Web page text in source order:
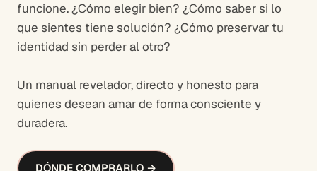
funcione. ¿Cómo elegir bien? ¿Cómo saber si lo
que sientes tiene solución? ¿Cómo preservar tu
identidad sin perder al otro?
Un manual revelador, directo y honesto para
quienes desean amar de forma consciente y
duradera.
DÓNDE COMPRARLO →